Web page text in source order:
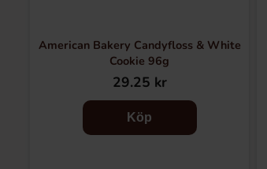
American Bakery Candyfloss & White
Cookie 96g
29.25 kr
Köp